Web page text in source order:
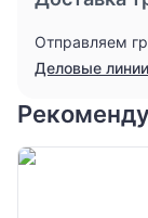
Отправляем
Деловые линии